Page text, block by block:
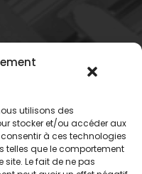
utilisons des
stocker et/ou accéder aux
à ces technologies
telles que le comportement
Le fait de ne pas